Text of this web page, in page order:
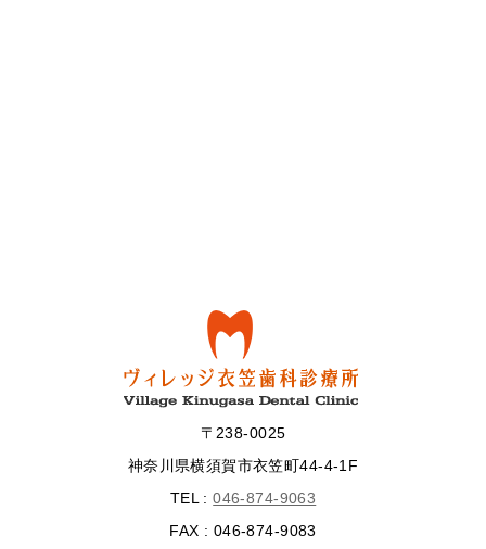
〒238-0025
神奈川県横須賀市衣笠町44-4-1F
TEL :046-874-9063
FAX : 046-874-9083